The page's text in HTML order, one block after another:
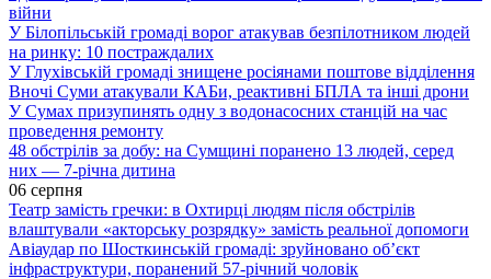
війни
У Білопільській громаді ворог атакував безпілотником людей
на ринку: 10 постраждалих
У Глухівській громаді знищене росіянами поштове відділення
Вночі Суми атакували КАБи, реактивні БПЛА та інші дрони
У Сумах призупинять одну з водонасосних станцій на час
проведення ремонту
48 обстрілів за добу: на Сумщині поранено 13 людей, серед
них — 7-річна дитина
06 серпня
Театр замість гречки: в Охтирці людям після обстрілів
влаштували «акторську розрядку» замість реальної допомоги
Авіаудар по Шосткинській громаді: зруйновано об’єкт
інфраструктури, поранений 57-річний чоловік